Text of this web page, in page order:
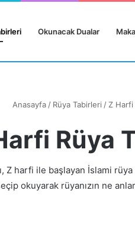
Okunacak Dualar
Anasayfa / Rüya Tabirleri / Z Harfi
Rüya
Z harfi ile başlayan İslami
okuyarak rüyanızın ne